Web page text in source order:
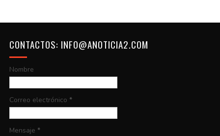
CONTACTOS: INFO@ANOTICIA2.COM
Nombre
Correo electrónico *
Mensaje *